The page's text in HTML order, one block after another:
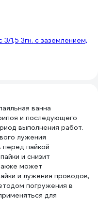
1,5 3гн. с заземлением,
ванна
и последующего
выполнения работ.
лужения
пайкой
и снизит
может
и лужения проводов,
погружения в
для